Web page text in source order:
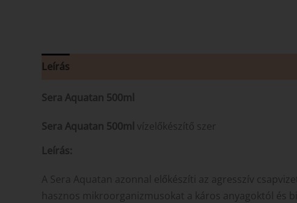
Leírás
Sera Aquatan 500ml
Sera Aquatan 500ml vízelőkészítő szer
Leírás:
A Sera Aquatan azonnal előkészíti az agresszív
hasznos mikroorganizmusokat a káros anyagoktól és